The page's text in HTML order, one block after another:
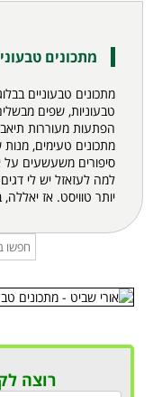
מתכונים
מתכונים טבעוניים
טבעוניות, שפים
הפתעות מעוררות
מתכונים טעימים, מנות
סיפורים משעשעים
למה לעזאזל יש לי
יותר טוויסט. אז יאללה,
רוצה